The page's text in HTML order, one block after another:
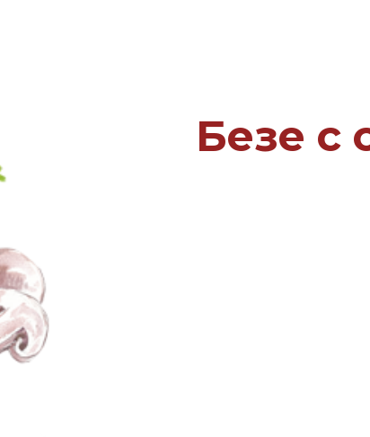
Безе с